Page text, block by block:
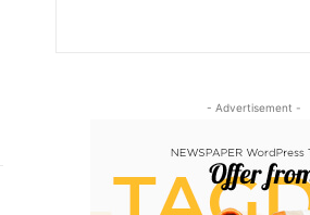
- Advertisement -